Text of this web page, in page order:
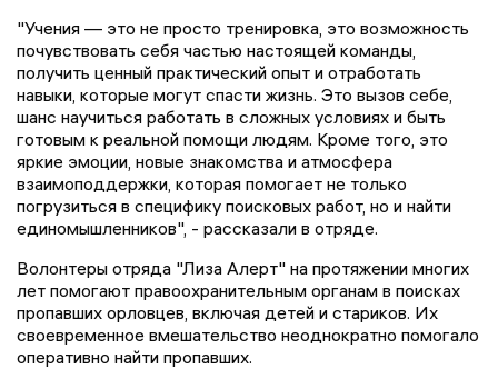
"Учения — это не просто тренировка, это возможность
почувствовать себя частью настоящей команды,
получить ценный практический опыт и отработать
навыки, которые могут спасти жизнь. Это вызов себе,
шанс научиться работать в сложных условиях и быть
готовым к реальной помощи людям. Кроме того, это
яркие эмоции, новые знакомства и атмосфера
взаимоподдержки, которая помогает не только
погрузиться в специфику поисковых работ, но и найти
единомышленников", - рассказали в отряде.
Волонтеры отряда "Лиза Алерт" на протяжении многих
лет помогают правоохранительным органам в поисках
пропавших орловцев, включая детей и стариков. Их
своевременное вмешательство неоднократно помогало
оперативно найти пропавших.